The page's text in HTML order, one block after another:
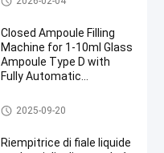
diametro della bottiglia
lle bottiglie
Closed Ampoule Filling
Machine for 1-10ml Glass
Ampoule Type D with
Fully Automatic
Vaccines and Hormones
Macchina di rifornimento della
fiala
2025-09-20
Riempitrice di fiale liquide